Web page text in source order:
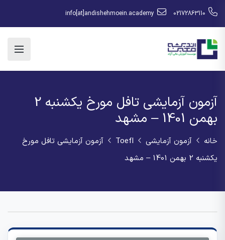
02172863110
info[at]andishehmoein.academy
آزمون آزمایشی تافل مورخ یکشنبه 2
بهمن 1401 – مشهد
خانه آزمون آزمایشی Toefl
آزمون آزمایشی تافل مورخ
یکشنبه 2 بهمن 1401 – مشهد